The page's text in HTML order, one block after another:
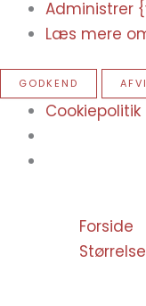
Administrer
Læs mere
GODKEND
Cookiepolitik
Forside
silk
with